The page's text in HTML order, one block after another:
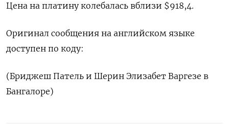
Цена на платину колебалась вблизи $918,4.
Оригинал сообщения на английском языке
доступен по коду:
(Бриджеш Патель и Шерин Элизабет Варгезе в
Бангалоре)